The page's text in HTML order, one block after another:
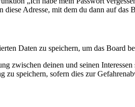
Adresse, mit dem du dann auf das
Daten zu speichern, um das Board
zwischen deinen und seinen
speichern, sofern dies zur